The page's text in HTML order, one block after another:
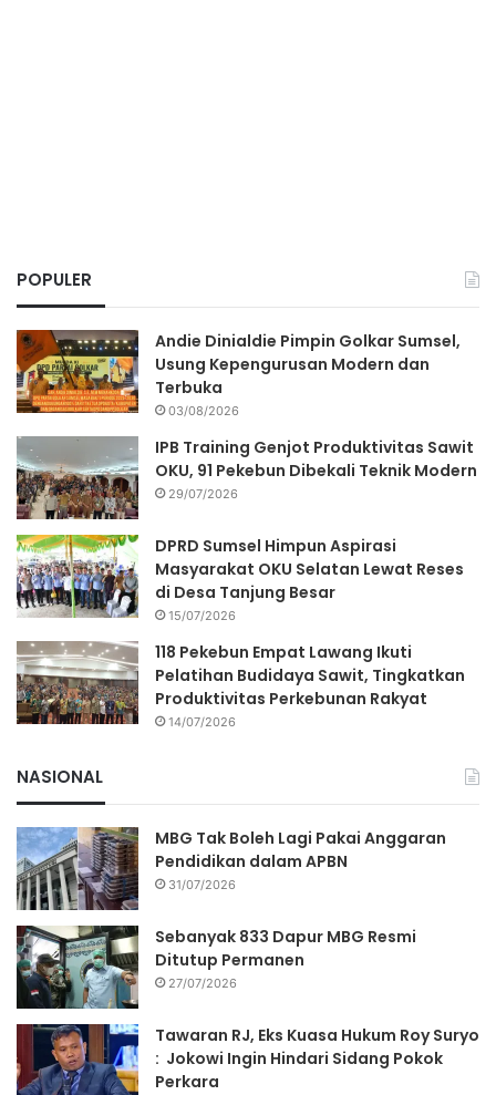
POPULER
Andie Dinialdie Pimpin Golkar Sumsel,
Usung Kepengurusan Modern dan
Terbuka
03/08/2026
IPB Training Genjot Produktivitas Sawit
OKU, 91 Pekebun Dibekali Teknik Modern
29/07/2026
DPRD Sumsel Himpun Aspirasi
Masyarakat OKU Selatan Lewat Reses
di Desa Tanjung Besar
15/07/2026
118 Pekebun Empat Lawang Ikuti
Pelatihan Budidaya Sawit, Tingkatkan
Produktivitas Perkebunan Rakyat
14/07/2026
NASIONAL
MBG Tak Boleh Lagi Pakai Anggaran
Pendidikan dalam APBN
31/07/2026
Sebanyak 833 Dapur MBG Resmi
Ditutup Permanen
27/07/2026
Tawaran RJ, Eks Kuasa Hukum Roy Suryo
: Jokowi Ingin Hindari Sidang Pokok
Perkara